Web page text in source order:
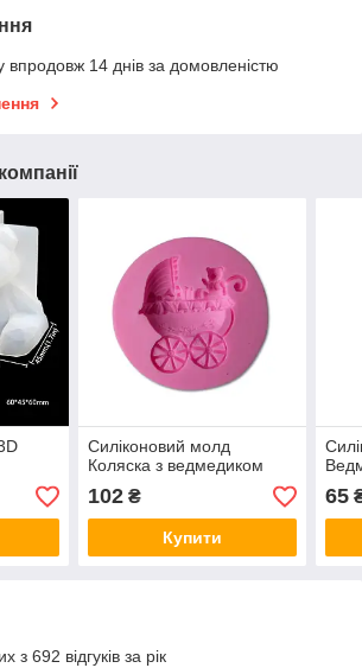
впродовж 14 днів за домовленістю
Силіконовий молд
Коляска з ведмедиком
102₴
Купити
65
з 692 відгуків за рік